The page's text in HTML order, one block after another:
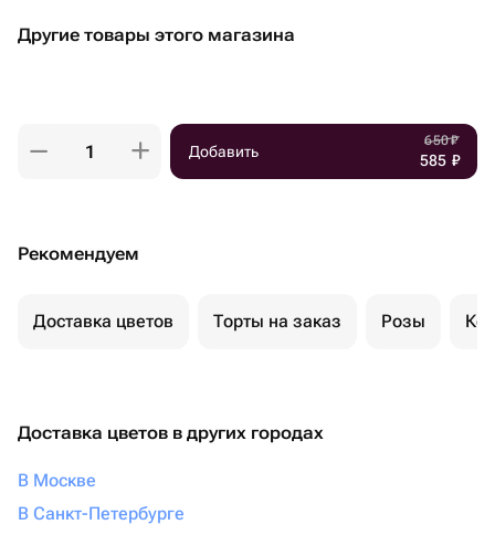
Другие товары этого магазина
Добавить
650₽
585 ₽
Рекомендуем
Доставка цветов Торты на заказ Розы
Доставка цветов в других городах
В Москве
В Санкт-Петербурге